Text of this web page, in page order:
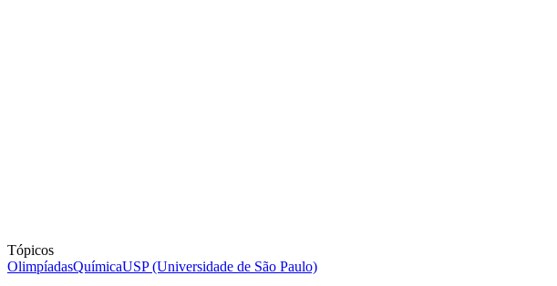
Tópicos
OlimpíadasQuímicaUSP (Universidade de São Paulo)